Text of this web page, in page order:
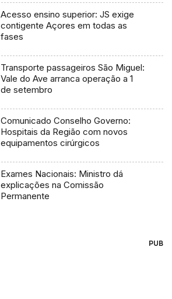
Acesso ensino superior: JS exige
contigente Açores em todas as
fases
Transporte passageiros São Miguel:
Vale do Ave arranca operação a 1
de setembro
Comunicado Conselho Governo:
Hospitais da Região com novos
equipamentos cirúrgicos
Exames Nacionais: Ministro dá
explicações na Comissão
Permanente
PUB